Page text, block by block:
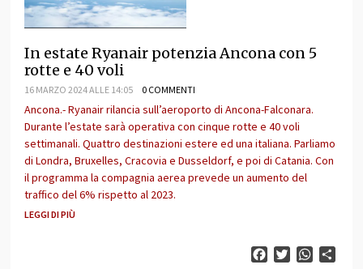
In estate Ryanair potenzia Ancona con 5
rotte e 40 voli
16 MARZO 2024 ALLE 14:05 0 COMMENTI
Ancona.- Ryanair rilancia sull’aeroporto di Ancona-Falconara.
Durante l’estate sarà operativa con cinque rotte e 40 voli
settimanali. Quattro destinazioni estere ed una italiana. Parliamo
di Londra, Bruxelles, Cracovia e Dusseldorf, e poi di Catania. Con
il programma la compagnia aerea prevede un aumento del
traffico del 6% rispetto al 2023.
LEGGI DI PIÙ
FacebookTwitter